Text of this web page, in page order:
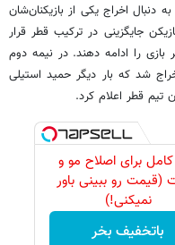
شرایطی بود که قطری‌ها از دقیقه 30 و به دنبال اخراج یکی از بازیکنان‌شان
جایگزینی در ترکیب قطر قرار
مقابل یکدیگر بازی را ادامه دهند. در نیمه دوم
قطر اخراج شد که بار دیگر حمید استیلی
کامل برای اصلاح مو و
(قیمت رو ببینی باور
نمیکنی!)
باتخفیف بخر